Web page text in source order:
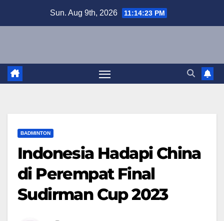
Sun. Aug 9th, 2026 11:14:24 PM
BADMINTON
Indonesia Hadapi China
di Perempat Final
Sudirman Cup 2023